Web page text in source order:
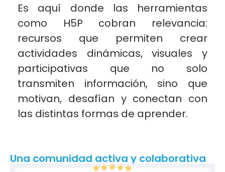
Es aquí donde las herramientas
como H5P cobran relevancia:
recursos que permiten crear
actividades dinámicas, visuales y
participativas que no solo
transmiten información, sino que
motivan, desafían y conectan con
las distintas formas de aprender.
Una comunidad activa y colaborativa